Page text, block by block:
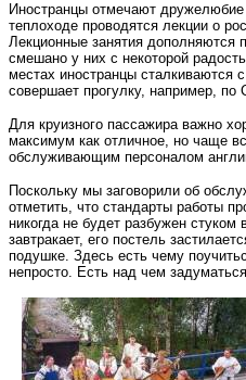
Иностранцы отмечают
теплоходе проводятся лекции о
Лекционные занятия дополняются
смешано у них с некоторой
местах иностранцы сталкиваются
совершает прогулку, например,
Для круизного пассажира важно
максимум как отличное, но чаще
обслуживающим персоналом
Поскольку мы заговорили об
отметить, что стандарты работы
никогда не будет разбужен
завтракает, его постель
подушке. Здесь есть чему
непросто. Есть над чем